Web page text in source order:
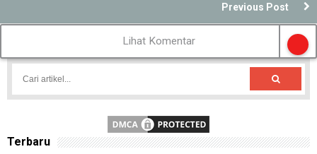
Previous Post
Lihat Komentar
Terbaru